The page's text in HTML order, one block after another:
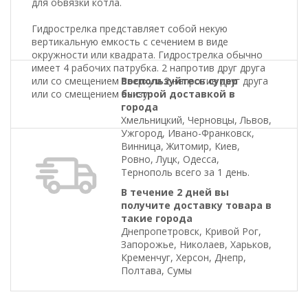
Гидрострелка представляет собой некую
вертикальную емкость с сечением в виде
окружности или квадрата. Гидрострелка обычно
имеет 4 рабочих патрубка. 2 напротив друг друга
или со смещением вверху и 2 напротив друг друга
или со смещением внизу.
Воспользуйтесь супер
быстрой доставкой в
города
Хмельницкий, Черновцы, Львов,
Ужгород, Ивано-Франковск,
Винница, Житомир, Киев,
Ровно, Луцк, Одесса,
Тернополь всего за 1 день.
В течение 2 дней вы
получите доставку товара в
такие города
Днепропетровск, Кривой Рог,
Запорожье, Николаев, Харьков,
Кременчуг, Херсон, Днепр,
Полтава, Сумы